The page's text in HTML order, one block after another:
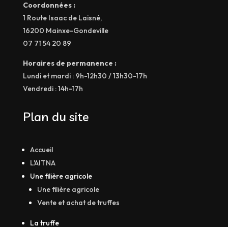
Coordonnées :
1 Route Isaac de Laisné,
16200 Mainxe-Gondeville
07 71 54 20 89
Horaires de permanence :
Lundi et mardi : 9h-12h30 / 13h30-17h
Vendredi : 14h-17h
Plan du site
Accueil
L'AITNA
Une filière agricole
Une filière agricole
Vente et achat de truffes
La truffe